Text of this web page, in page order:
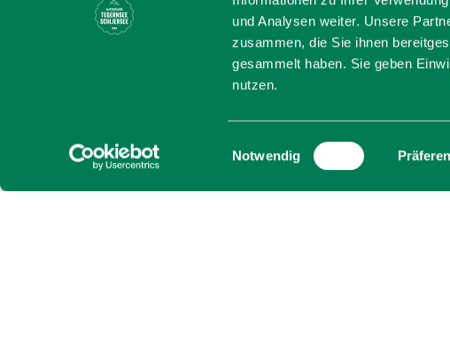
und Analysen weiter. Unsere
zusammen, die Sie ihnen
gesammelt haben. Sie geben
nutzen.
Einwilligungsauswahl
Notwendig
Die Fellalm auf 1621 m,